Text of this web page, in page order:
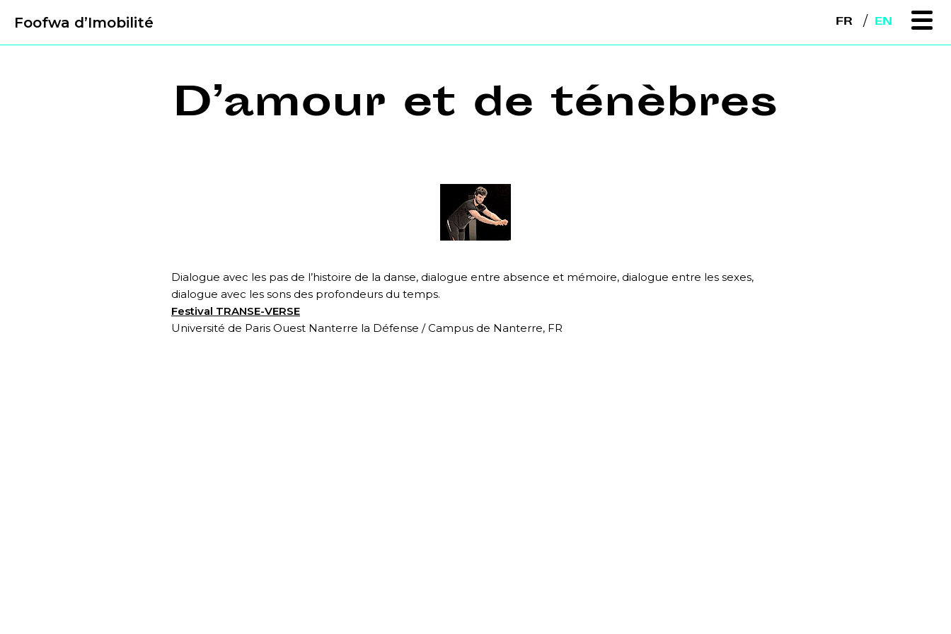
Foofwa d’Imobilité FR EN
D’amour et de ténèbres
Dialogue avec les pas de l’histoire de la danse, dialogue entre absence et mémoire, dialogue entre les sexes,
dialogue avec les sons des profondeurs du temps.
Festival TRANSE-VERSE
Université de Paris Ouest Nanterre la Défense / Campus de Nanterre, FR